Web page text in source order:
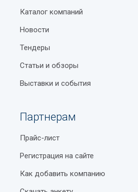
Каталог компаний
Новости
Тендеры
Статьи и обзоры
Выставки и события
Партнерам
Прайс-лист
Регистрация на сайте
Как добавить компанию